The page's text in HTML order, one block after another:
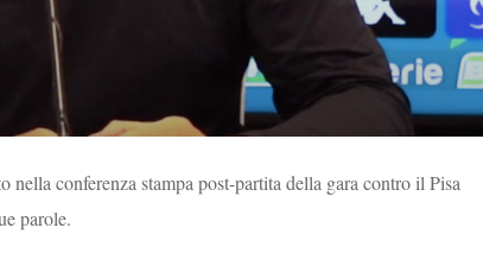
nella conferenza stampa post-partita della gara contro il Pisa
parole.